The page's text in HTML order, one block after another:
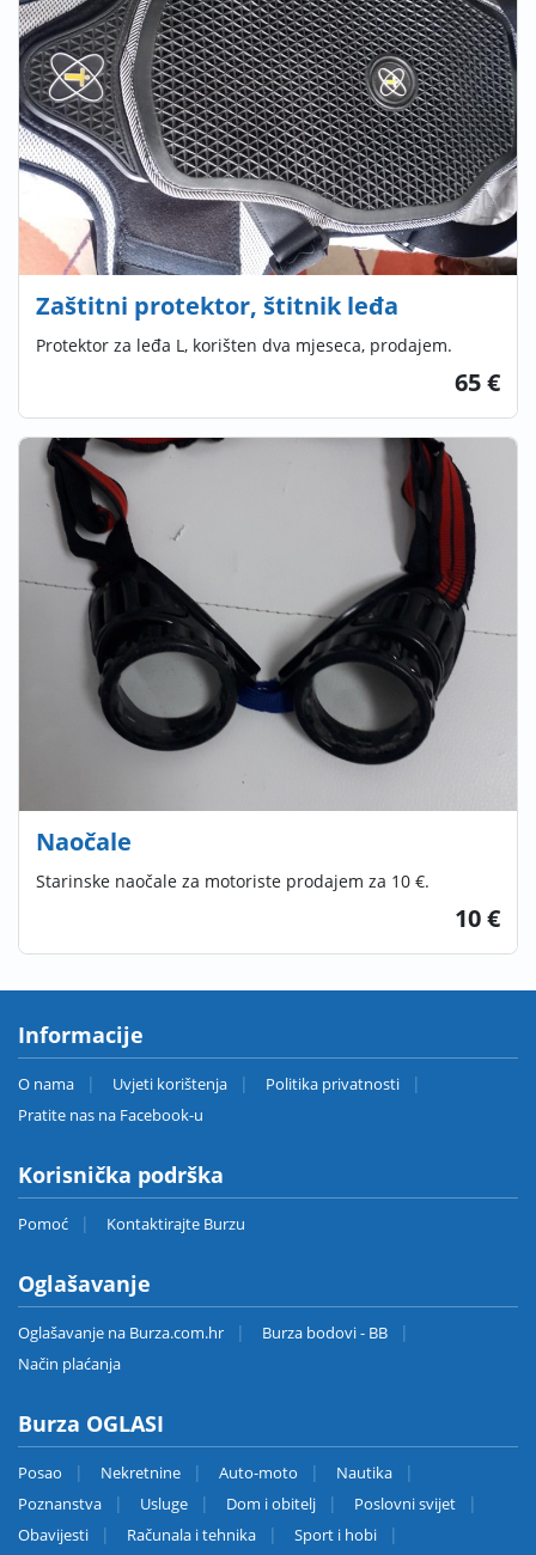
Zaštitni protektor, štitnik leđa
Protektor za leđa L, korišten dva mjeseca, prodajem.
65 €
Naočale
Starinske naočale za motoriste prodajem za 10 €.
10 €
Informacije
O nama Uvjeti korištenja
Politika privatnosti
Pratite nas na Facebook-u
Korisnička podrška
Pomoć Kontaktirajte Burzu
Oglašavanje
Oglašavanje na Burza.com.hr
Burza bodovi - BB
Način plaćanja
Burza OGLASI
Posao Nekretnine Auto-moto
Nautika
Poznanstva
Usluge Dom i obitelj
Poslovni svijet
Obavijesti
Računala i tehnika Sport i hobi